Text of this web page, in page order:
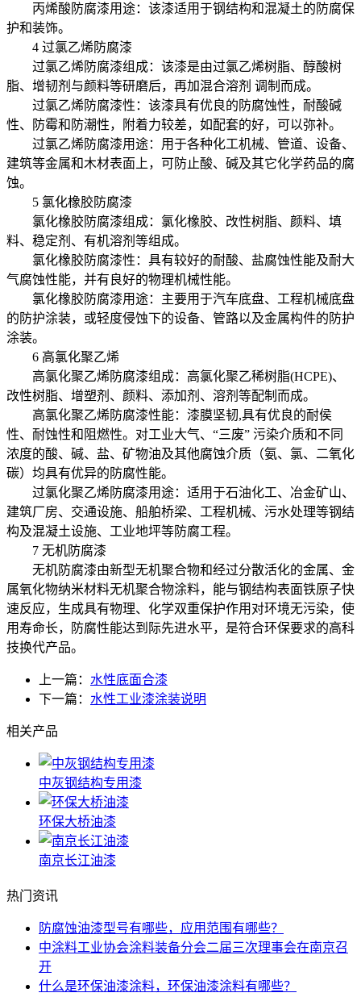
丙烯酸防腐漆用途：该漆适用于钢结构和混凝土的防腐保
护和装饰。
4 过氯乙烯防腐漆
过氯乙烯防腐漆组成：该漆是由过氯乙烯树脂、醇酸树
脂、增韧剂与颜料等研磨后，再加混合溶剂 调制而成。
过氯乙烯防腐漆性：该漆具有优良的防腐蚀性，耐酸碱
性、防霉和防潮性，附着力较差，如配套的好，可以弥补。
过氯乙烯防腐漆用途：用于各种化工机械、管道、设备、
建筑等金属和木材表面上，可防止酸、碱及其它化学药品的腐
蚀。
5 氯化橡胶防腐漆
氯化橡胶防腐漆组成：氯化橡胶、改性树脂、颜料、填
料、稳定剂、有机溶剂等组成。
氯化橡胶防腐漆性：具有较好的耐酸、盐腐蚀性能及耐大
气腐蚀性能，并有良好的物理机械性能。
氯化橡胶防腐漆用途：主要用于汽车底盘、工程机械底盘
的防护涂装，或轻度侵蚀下的设备、管路以及金属构件的防护
涂装。
6 高氯化聚乙烯
高氯化聚乙烯防腐漆组成：高氯化聚乙稀树脂(HCPE)、
改性树脂、增塑剂、颜料、添加剂、溶剂等配制而成。
高氯化聚乙烯防腐漆性能：漆膜坚韧,具有优良的耐侯
性、耐蚀性和阻燃性。对工业大气、“三废” 污染介质和不同
浓度的酸、碱、盐、矿物油及其他腐蚀介质（氨、氯、二氧化
碳）均具有优异的防腐性能。
过氯化聚乙烯防腐漆用途：适用于石油化工、冶金矿山、
建筑厂房、交通设施、船舶桥梁、工程机械、污水处理等钢结
构及混凝土设施、工业地坪等防腐工程。
7 无机防腐漆
无机防腐漆由新型无机聚合物和经过分散活化的金属、金
属氧化物纳米材料无机聚合物涂料，能与钢结构表面铁原子快
速反应，生成具有物理、化学双重保护作用对环境无污染，使
用寿命长，防腐性能达到际先进水平，是符合环保要求的高科
技换代产品。
上一篇： 水性底面合漆
下一篇： 水性工业漆涂装说明
相关产品
中灰钢结构专用漆
环保大桥油漆
南京长江油漆
热门资讯
防腐蚀油漆型号有哪些，应用范围有哪些？
中涂料工业协会涂料装备分会二届三次理事会在南京召
开
什么是环保油漆涂料，环保油漆涂料有哪些？